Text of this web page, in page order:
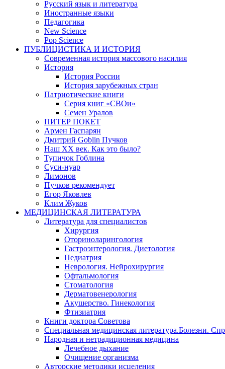
Русский язык и литература
Иностранные языки
Педагогика
New Science
Pop Science
ПУБЛИЦИСТИКА И ИСТОРИЯ
Современная история массового насилия
История
История России
История зарубежных стран
Патриотические книги
Серия книг «СВОи»
Семен Уралов
ПИТЕР ПОКЕТ
Армен Гаспарян
Дмитрий Goblin Пучков
Наш XX век. Как это было?
Тупичок Гоблина
Суси-нуар
Лимонов
Пучков рекомендует
Егор Яковлев
Клим Жуков
МЕДИЦИНСКАЯ ЛИТЕРАТУРА
Литература для специалистов
Хирургия
Оториноларингология
Гастроэнтерология. Диетология
Педиатрия
Неврология. Нейрохирургия
Офтальмология
Стоматология
Дерматовенерология
Акушерство. Гинекология
Фтизиатрия
Книги доктора Советова
Специальная медицинская литература.Болезни.
Народная и нетрадиционная медицина
Лечебное дыхание
Очищение организма
Авторские методики исцеления